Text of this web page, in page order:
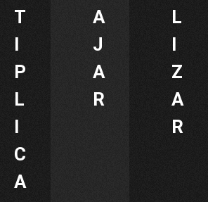
T
I
P
L
I
C
A
A
J
A
R
L
I
Z
A
R